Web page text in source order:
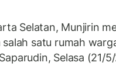
Selatan, Munjirin
satu rumah
Selasa (21/